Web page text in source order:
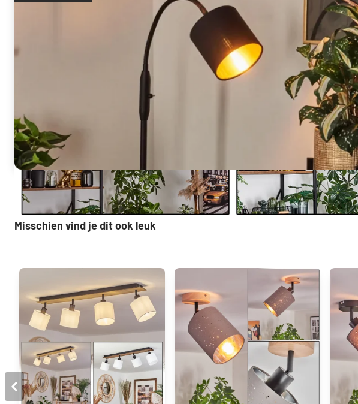
Misschien vind je dit ook leuk